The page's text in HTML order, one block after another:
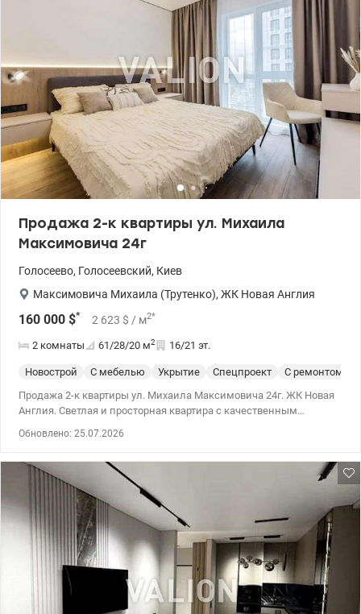
Продажа 2-к квартиры ул. Михаила
Максимовича 24г
Голосеево, Голосеевский, Киев
Максимовича Михаила (Трутенко), ЖК Новая Англия
160 000 $* 2 623 $ / м2*
2 комнаты 61/28/20 м2 16/21 эт.
Новострой С мебелью Укрытие Спецпроект
С ремонтом
Продажа 2-к квартиры ул. Михаила Максимовича 24г. ЖК Новая
Англия. Светлая и просторная квартира с качественным
полноценной спальни с раскладным, ортопедическим
диваном. 044 200 10 80 valion.ua/1149350
Обновлено: 25.07.2026